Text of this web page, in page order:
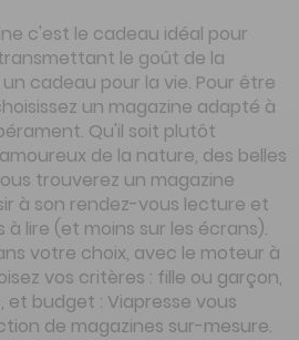
c'est le cadeau idéal pour
le goût de la
cadeau pour la vie. Pour être
un magazine adapté à
Qu'il soit plutôt
de la nature, des belles
trouverez un magazine
à son rendez-vous lecture et
lire (et moins sur les écrans).
votre choix, avec le moteur à
vos critères : fille ou garçon,
et budget : Viapresse vous
de magazines sur-mesure.